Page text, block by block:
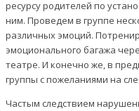
ресурсу родителей по
ним. Проведем в группе
различных эмоций.
эмоционального багажа
театре. И конечно же, в
группы с пожеланиями на
Частым следствием